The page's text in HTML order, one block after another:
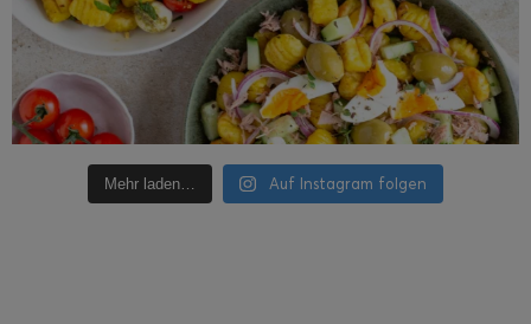
Mehr laden… Auf Instagram folgen